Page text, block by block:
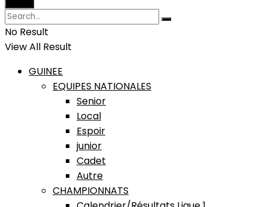
No Result
View All Result
GUINEE
EQUIPES NATIONALES
Senior
Local
Espoir
junior
Cadet
Autre
CHAMPIONNATS